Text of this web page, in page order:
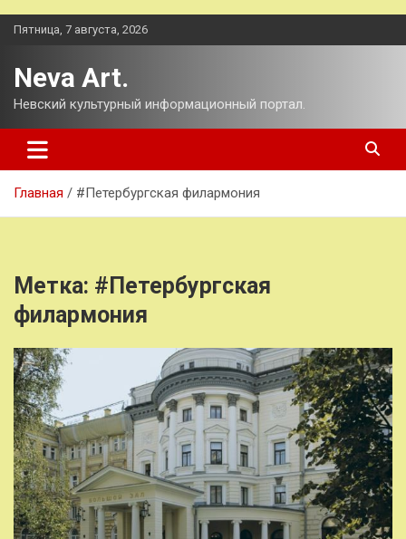
Перейти
Пятница, 7 августа, 2026
Neva Art.
Невский культурный информационный портал.
Главная #Петербургская филармония
Метка: #Петербургская
филармония